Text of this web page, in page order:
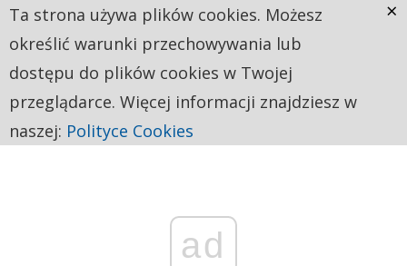
ad
Ta strona używa plików cookies. Możesz
określić warunki przechowywania lub
dostępu do plików cookies w Twojej
przeglądarce. Więcej informacji znajdziesz w
naszej: Polityce Cookies
×